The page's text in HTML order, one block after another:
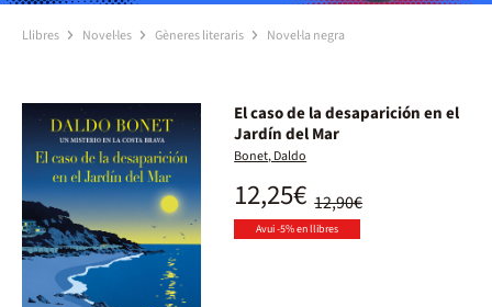
Llibres Novel·les Gèneres literaris Novel·la negra
El caso de la desaparición en el
Jardín del Mar
Bonet, Daldo
12,90€
12,25€
Avui -5% en llibres